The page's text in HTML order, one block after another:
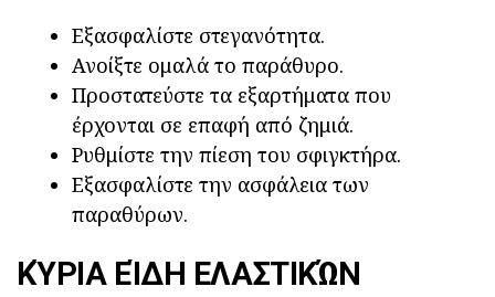
Εξασφαλίστε στεγανότητα.
Ανοίξτε ομαλά το παράθυρο.
Προστατεύστε τα εξαρτήματα που
έρχονται σε επαφή από ζημιά.
Ρυθμίστε την πίεση του σφιγκτήρα.
Εξασφαλίστε την ασφάλεια των
παραθύρων.
ΚΎΡΙΑ ΕΊΔΗ ΕΛΑΣΤΙΚΏΝ